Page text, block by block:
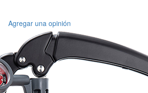
shopping at 4Barista. I bought a ZP6
was well packaged, which eliminated any
damag ...
shipping, will buy again